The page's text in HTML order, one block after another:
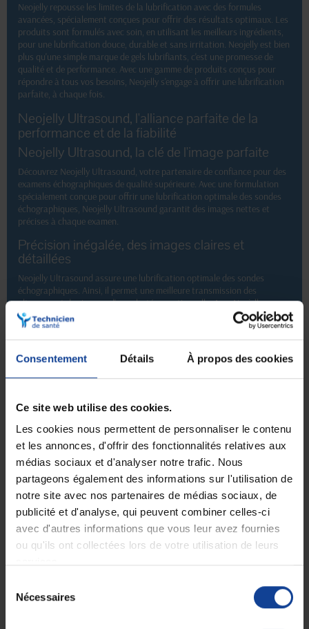
Consentement Détails À propos des cookies
Ce site web utilise des cookies.
Les cookies nous permettent de personnaliser le contenu
et les annonces, d'offrir des fonctionnalités relatives aux
médias sociaux et d'analyser notre trafic. Nous
partageons également des informations sur l'utilisation de
notre site avec nos partenaires de médias sociaux, de
publicité et d'analyse, qui peuvent combiner celles-ci
avec d'autres informations que vous leur avez fournies
ou qu'ils ont collectées lors de votre utilisation de leurs
Nécessaires
Neojelly repousse les limites de la lubrification avec des formules
avancées, spécialement conçues pour offrir des résultats optimaux. Les
produits sont formulés avec soin, en utilisant les meilleurs ingrédients,
pour une lubrification douce, durable et sans irritation. Neojelly est bien
plus qu'une simple marque de gels lubrifiants, c'est une promesse de
qualité et de performance. Avec une gamme de produits conçus pour
répondre à tous vos besoins, Neojelly s'engage à offrir une lubrification
parfaite, à chaque fois.
Neojelly Ultrasound, l'alliance parfaite de la
performance et de la fiabilité
Neojelly Ultrasound, la clé de l'image parfaite
Découvrez Neojelly Ultrasound, votre partenaire de confiance pour des
examens échographiques de qualité supérieure. Avec une formulation
spécialement conçue pour offrir une lubrification optimale des sondes
échographiques, Neojelly Ultrasound garantit des images nettes et
précises à chaque examen.
Précision inégalée, des images claires et
détaillées
Neojelly Ultrasound assure une lubrification optimale des sondes
échographiques. Ainsi, il permet une meilleure transmission des
ultrasons et des images d'une clarté exceptionnelle. Avec Neojelly
Ultrasound, les professionnels de la santé peuvent compter sur des
images précises et détaillées, pour un diagnostic plus fiable et une prise
en charge optimale des patients.
Une formule avancée, conçue pour la sécurité et
le confort
hypoallergénique et compatible avec tous les types de sondes
garantit le confort des patients et la sécurité des examens. Avec Neojelly
Ultrasound, les professionnels de la santé peuvent effectuer des
examens échographiques en toute confiance.
Confiance et fiabilité, Neojelly ultrasound à vos
côtés
Avec Neojelly Ultrasound, vous avez l'assurance d'une lubrification
optimale des sondes échographiques, pour des images nettes et
précises à chaque examen.
Neojelly, des gels lubrifiants polyvalents pour
Polyvalence redéfinie, des gels lubrifiants